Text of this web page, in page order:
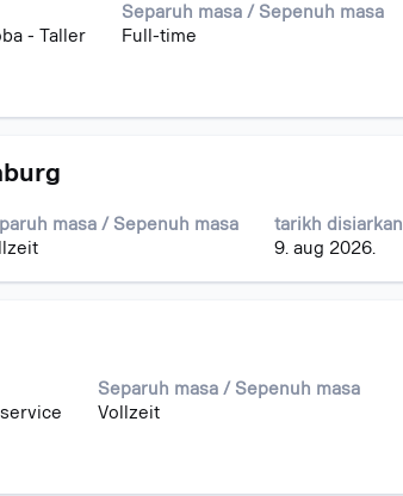
- Taller
Separuh masa / Sepenuh masa
Full-time
masa / Sepenuh masa
tarikh disiarkan
9. aug 2026.
Separuh masa / Sepenuh masa
Vollzeit